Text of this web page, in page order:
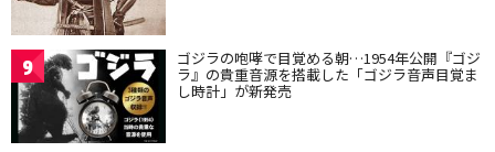
9 ゴジラの咆哮で目覚める朝…1954年公開『ゴジ
ラ』の貴重音源を搭載した「ゴジラ音声目覚ま
し時計」が新発売